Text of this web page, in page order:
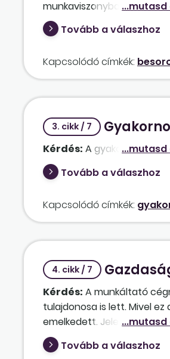
munkaviszonyban töltött
Tovább a válaszhoz
Kapcsolódó címkék:
3. cikk / 7
Kérdés: A gyakornok
Tovább a válaszhoz
Kapcsolódó címkék:
4. cikk / 7
Kérdés: A munkáltató
tulajdonosa is lett. Mivel
emelkedett. Jelenleg a két
keretében látja el
továbbra is az immár 50%-
Tovább a válaszhoz